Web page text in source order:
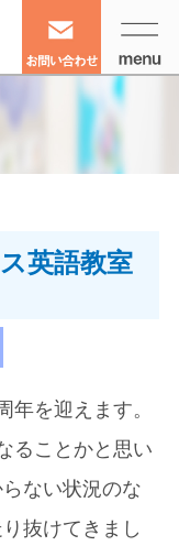
英語教室
を迎えます。
ることかと思い
ない状況のな
抜けてきまし